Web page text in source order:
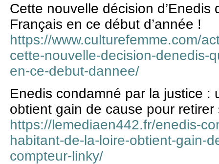
Cette nouvelle décision d’Enedis
Français en ce début d’année !
https://www.culturefemme.com/
cette-nouvelle-decision-denedis-
en-ce-debut-dannee/
Enedis condamné par la justice :
obtient gain de cause pour
https://lemediaen442.fr/enedis-
habitant-de-la-loire-obtient-gain-
compteur-linky/